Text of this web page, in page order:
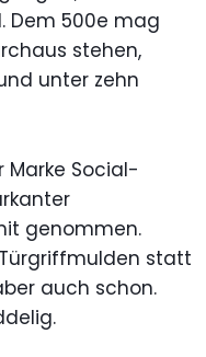
Dem 500e mag
stehen,
unter zehn
Marke Social-
genommen.
statt
auch schon.